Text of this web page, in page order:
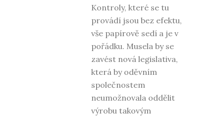
Kontroly, které se tu
provádí jsou bez efektu,
vše papírově sedí a je v
pořádku. Musela by se
zavést nová legislativa,
která by oděvním
společnostem
neumožnovala oddělit
výrobu takovým